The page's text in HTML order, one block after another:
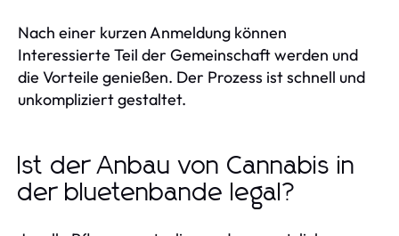
Nach einer kurzen Anmeldung können
Interessierte Teil der Gemeinschaft werden und
die Vorteile genießen. Der Prozess ist schnell und
unkompliziert gestaltet.
Ist der Anbau von Cannabis in
der bluetenbande legal?